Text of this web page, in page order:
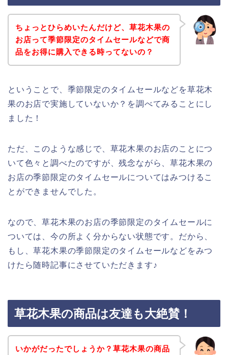
ちょっとひらめいたんだけど、草花木果の
お店って季節限定のタイムセールなどで商
品をお得に購入できる時ってないの？
ということで、季節限定のタイムセールなどを草花木
果のお店で実施していないか？を調べてみることにし
ました！
ただ、このような感じで、草花木果のお店のことにつ
いて色々と調べたのですが、残念ながら、草花木果の
お店の季節限定のタイムセールについてはみつけるこ
とができませんでした。
なので、草花木果のお店の季節限定のタイムセールに
ついては、今の所よく分からない状態です。だから、
もし、草花木果の季節限定のタイムセールなどをみつ
けたら随時記事にさせていただきます♪
草花木果の商品は友達も大絶賛！
いかがだったでしょうか？草花木果の商品